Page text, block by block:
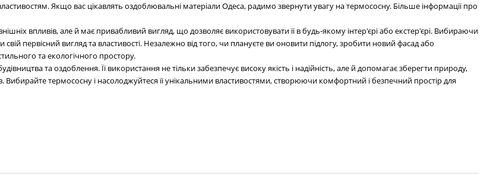
Якщо вас цікавлять оздоблювальні матеріали Одеса, радимо звернути увагу на термососну. Більше інформації про
впливів, але й має привабливий вигляд, що дозволяє використовувати її в будь-якому інтер'єрі або екстер'єрі. Вибираючи
первісний вигляд та властивості. Незалежно від того, чи плануєте ви оновити підлогу, зробити новий фасад або
та екологічного простору.
та оздоблення. Її використання не тільки забезпечує високу якість і надійність, але й допомагає зберегти природу,
термососну і насолоджуйтеся її унікальними властивостями, створюючи комфортний і безпечний простір для